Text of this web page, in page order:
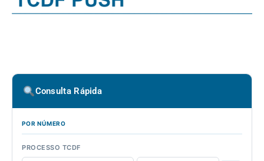
Consulta Rápida
POR NÚMERO
PROCESSO TCDF